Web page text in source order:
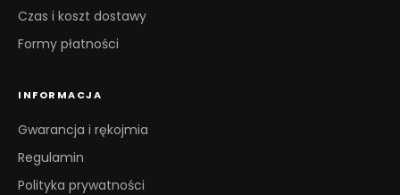
Czas i koszt dostawy
Formy płatności
INFORMACJA
Gwarancja i rękojmia
Regulamin
Polityka prywatności